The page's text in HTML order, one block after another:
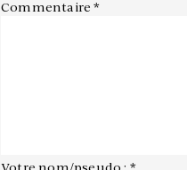
Commentaire*